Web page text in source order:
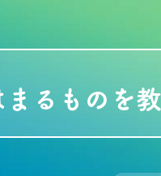
るものを